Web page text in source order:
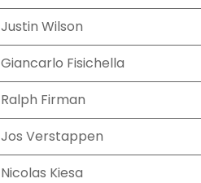
Justin Wilson
Giancarlo Fisichella
Ralph Firman
Jos Verstappen
Nicolas Kiesa